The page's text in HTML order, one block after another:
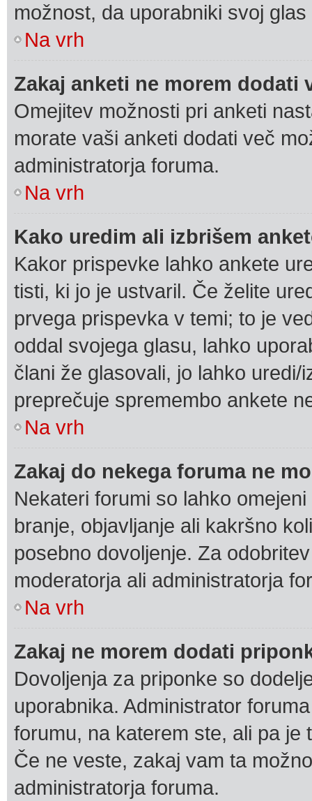
možnost, da uporabniki svoj
Na vrh
Zakaj anketi ne morem dodati
Omejitev možnosti pri anketi
morate vaši anketi dodati več
administratorja foruma.
Na vrh
Kako uredim ali izbrišem
Kakor prispevke lahko ankete
tisti, ki jo je ustvaril. Če želite
prvega prispevka v temi; to je
oddal svojega glasu, lahko
člani že glasovali, jo lahko uredi/
preprečuje spremembo ankete
Na vrh
Zakaj do nekega foruma ne
Nekateri forumi so lahko
branje, objavljanje ali kakršno
posebno dovoljenje. Za
moderatorja ali administratorja
Na vrh
Zakaj ne morem dodati
Dovoljenja za priponke so
uporabnika. Administrator
forumu, na katerem ste, ali pa je
Če ne veste, zakaj vam ta
administratorja foruma.